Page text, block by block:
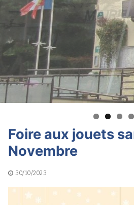
Foire aux jouets
Novembre
30/10/2023